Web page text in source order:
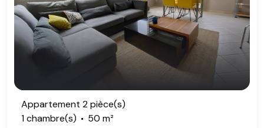
Appartement 2 pièce(s)
1 chambre(s)
50 m²